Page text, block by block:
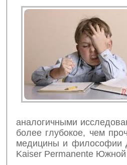
аналогичными
более глубокое, чем
медицины и философии
Kaiser Permanente